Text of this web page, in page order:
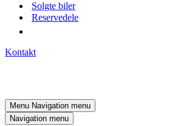
Solgte biler
Reservedele
Kontakt
Menu Navigation menu
Navigation menu